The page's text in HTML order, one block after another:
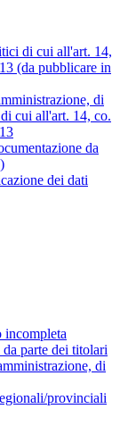
di cui all'art. 14,
(da pubblicare in
di
cui all'art. 14, co.
da
dei dati
incompleta
parte dei titolari
di
provinciali